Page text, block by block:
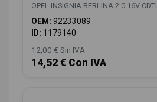
OPEL INSIGNIA BERLINA 2.0 16V CDTI
OEM: 92233089
ID: 1179140
12,00 € Sin IVA
14,52 € Con IVA